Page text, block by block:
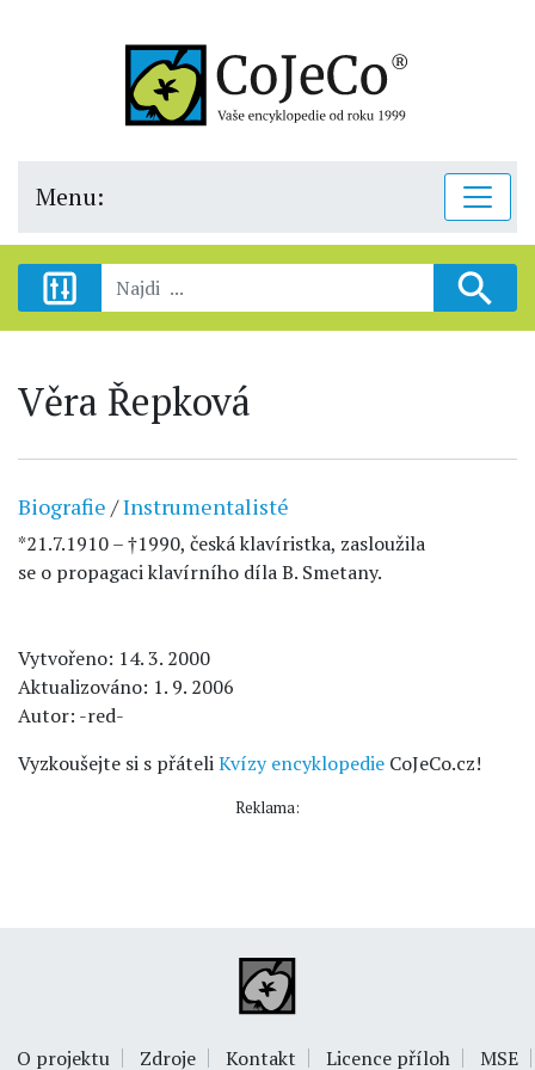
Menu:
Věra Řepková
Biografie /Instrumentalisté
*21.7.1910 – †1990, česká klavíristka, zasloužila
se o propagaci klavírního díla B. Smetany.
Vytvořeno: 14. 3. 2000
Aktualizováno: 1. 9. 2006
Autor: -red-
Vyzkoušejte si s přáteliKvízy encyklopedie CoJeCo.cz!
Reklama:
O projektu Zdroje Kontakt Licence příloh MSE